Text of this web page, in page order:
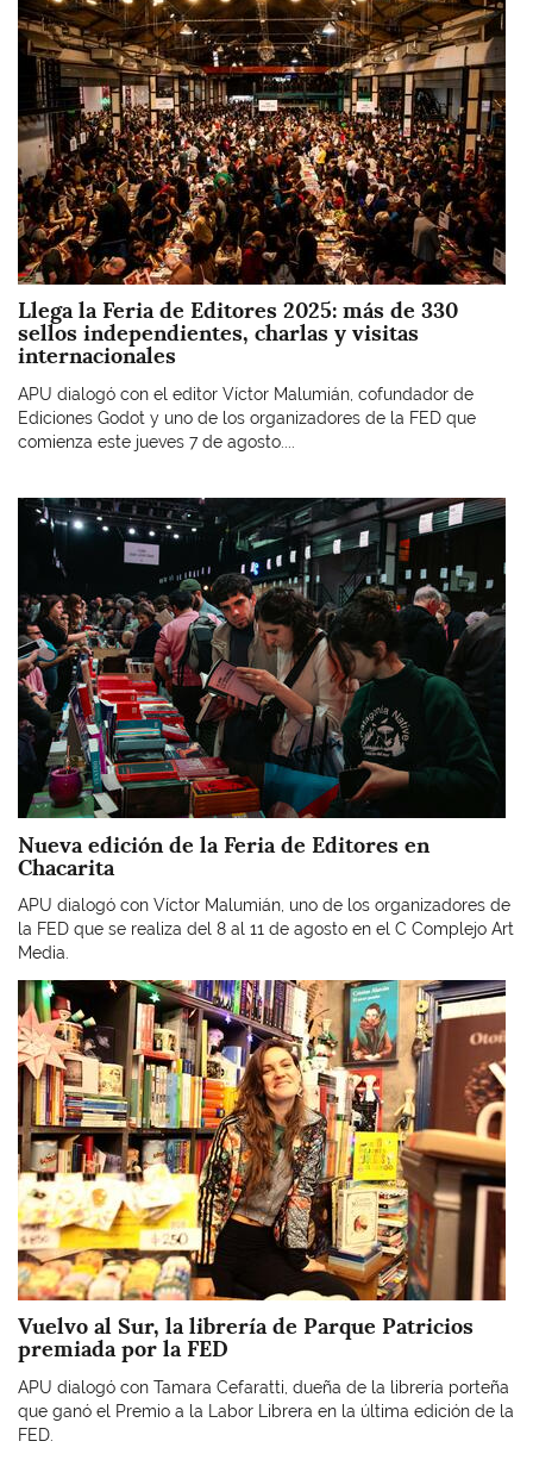
Llega la Feria de Editores 2025: más de 330
sellos independientes, charlas y visitas
internacionales
APU dialogó con el editor Víctor Malumián, cofundador de
Ediciones Godot y uno de los organizadores de la FED que
comienza este jueves 7 de agosto....
Imagen
Nueva edición de la Feria de Editores en
Chacarita
APU dialogó con Víctor Malumián, uno de los organizadores de
la FED que se realiza del 8 al 11 de agosto en el C Complejo Art
Media.
Imagen
Vuelvo al Sur, la librería de Parque Patricios
premiada por la FED
APU dialogó con Tamara Cefaratti, dueña de la librería porteña
que ganó el Premio a la Labor Librera en la última edición de la
FED.